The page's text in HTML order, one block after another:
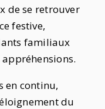
de se retrouver
festive,
familiaux
en continu,
du